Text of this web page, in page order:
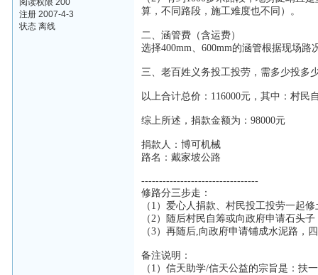
阅读权限 200
注册 2007-4-3
状态 离线
算，不同路段，施工难度也不同）。
二、涵管费（含运费）
选择400mm、600mm的涵管根据现场
三、老百姓义务投工投劳，需多少投多
以上合计总价：116000元，其中：村民
综上所述，捐款金额为：98000元
捐款人：博可机械
路名：戴家坡公路
---------------------------------
修路分三步走：
（1）爱心人捐款、村民投工投劳一起
（2）随后村民自筹或向政府申请石头
（3）再随后,向政府申请铺成水泥路，
备注说明：
（1）信天助学/信天公益的宗旨是：扶